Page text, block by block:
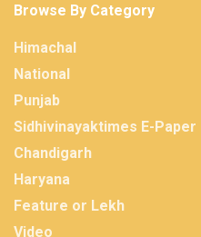
Browse By Category
Himachal
National
Punjab
Sidhivinayaktimes E-Paper
Chandigarh
Haryana
Feature or Lekh
Video